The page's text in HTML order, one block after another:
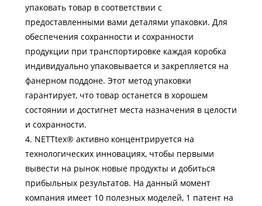
упаковать товар в соответствии с
предоставленными вами деталями упаковки. Для
обеспечения сохранности и сохранности
продукции при транспортировке каждая коробка
индивидуально упаковывается и закрепляется на
фанерном поддоне. Этот метод упаковки
гарантирует, что товар останется в хорошем
состоянии и достигнет места назначения в целости
и сохранности.
4. NETTtex® активно концентрируется на
технологических инновациях, чтобы первыми
вывести на рынок новые продукты и добиться
прибыльных результатов. На данный момент
компания имеет 10 полезных моделей, 1 патент на